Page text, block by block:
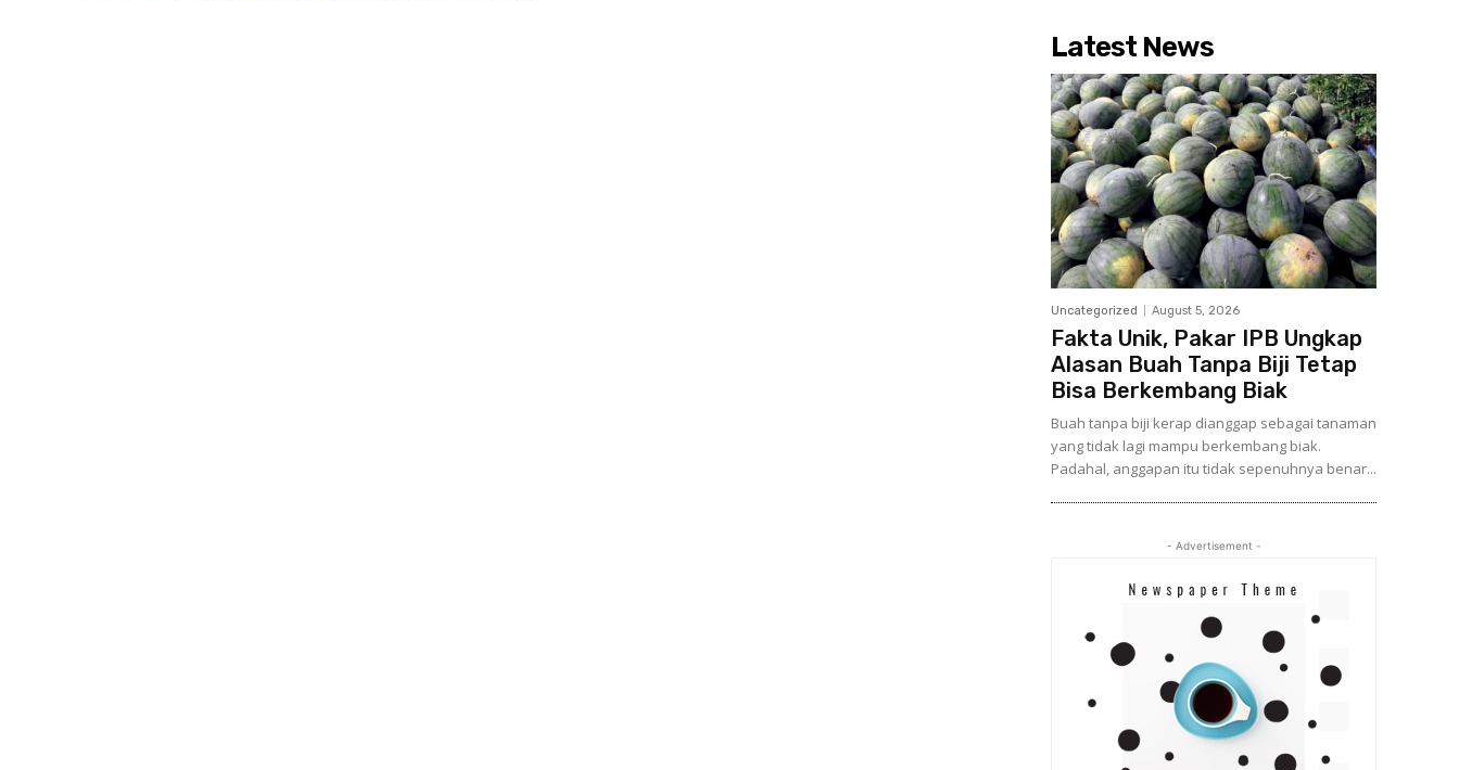
Latest News
Uncategorized August 5, 2026
Fakta Unik, Pakar IPB Ungkap
Alasan Buah Tanpa Biji Tetap
Bisa Berkembang Biak
Buah tanpa biji kerap dianggap sebagai tanaman
yang tidak lagi mampu berkembang biak.
Padahal, anggapan itu tidak sepenuhnya benar...
- Advertisement -